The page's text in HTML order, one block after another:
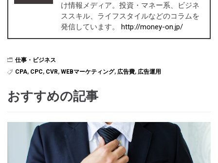
け情報メディア。投資・マネー系、ビジネ
ススキル、ライフスタイルなどのコラムを
発信しています。 http://money-on.jp/
仕事・ビジネス
CPA, CPC, CVR, WEBマーケティング, 広告費, 広告運用
おすすめの記事